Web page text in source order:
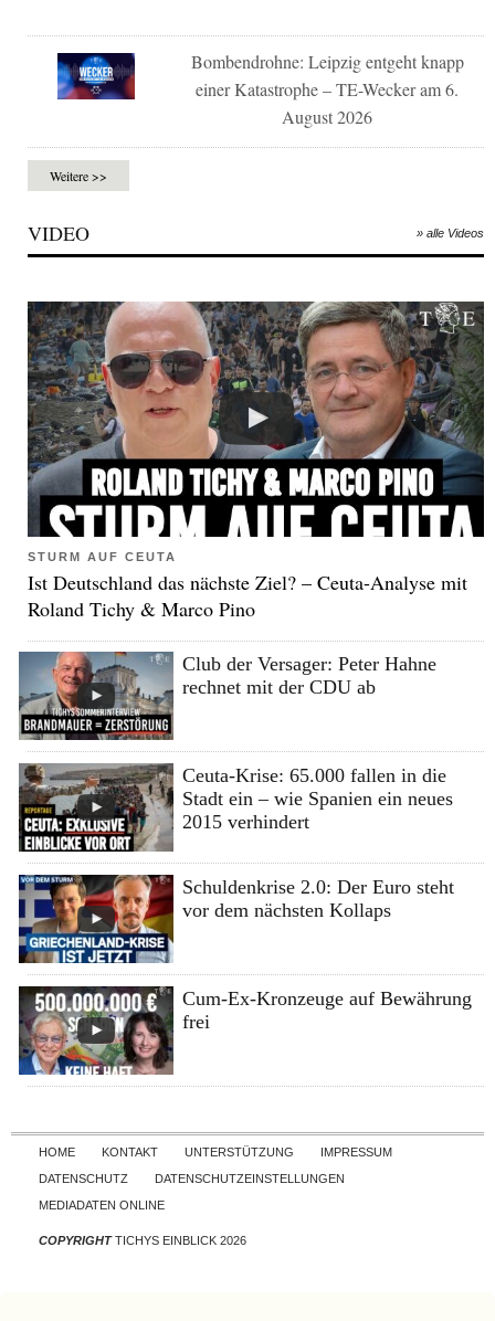
Bombendrohne: Leipzig entgeht knapp
einer Katastrophe – TE-Wecker am 6.
August 2026
Weitere >>
VIDEO » alle Videos
STURM AUF CEUTA
Ist Deutschland das nächste Ziel? – Ceuta-Analyse mit
Roland Tichy & Marco Pino
Club der Versager: Peter Hahne
rechnet mit der CDU ab
Ceuta-Krise: 65.000 fallen in die
Stadt ein – wie Spanien ein neues
2015 verhindert
Schuldenkrise 2.0: Der Euro steht
vor dem nächsten Kollaps
Cum-Ex-Kronzeuge auf Bewährung
frei
Skip to content
HOME KONTAKT UNTERSTÜTZUNG
IMPRESSUM
DATENSCHUTZ
DATENSCHUTZEINSTELLUNGEN
MEDIADATEN ONLINE
COPYRIGHTTICHYS EINBLICK 2026